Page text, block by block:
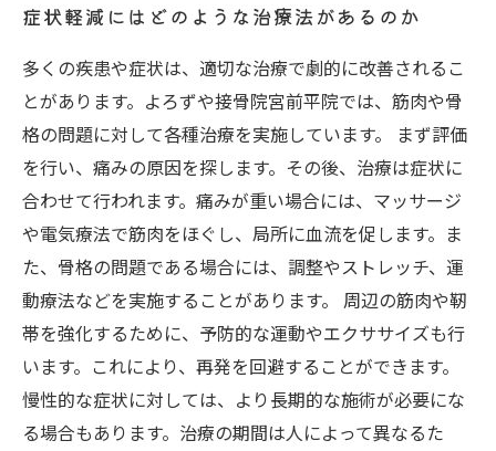
症状軽減にはどのような治療法があるのか
多くの疾患や症状は、適切な治療で劇的に改善されるこ
とがあります。よろずや接骨院宮前平院では、筋肉や骨
格の問題に対して各種治療を実施しています。 まず評価
を行い、痛みの原因を探します。その後、治療は症状に
合わせて行われます。痛みが重い場合には、マッサージ
や電気療法で筋肉をほぐし、局所に血流を促します。ま
た、骨格の問題である場合には、調整やストレッチ、運
動療法などを実施することがあります。 周辺の筋肉や靭
帯を強化するために、予防的な運動やエクササイズも行
います。これにより、再発を回避することができます。
慢性的な症状に対しては、より長期的な施術が必要にな
る場合もあります。治療の期間は人によって異なるた